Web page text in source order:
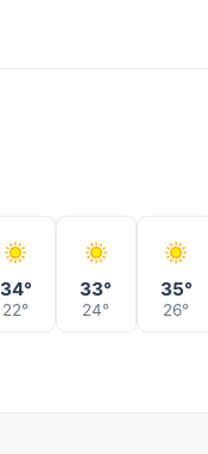
35°
26°
33°
24°
34°
22°